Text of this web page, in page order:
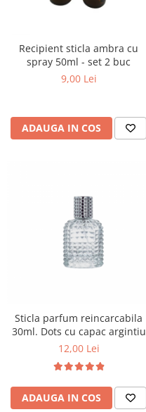
Recipient sticla ambra cu
spray 50ml - set 2 buc
9,00 Lei
ADAUGA IN COS
Sticla parfum reincarcabila
30ml. Dots cu capac argintiu
12,00 Lei
ADAUGA IN COS